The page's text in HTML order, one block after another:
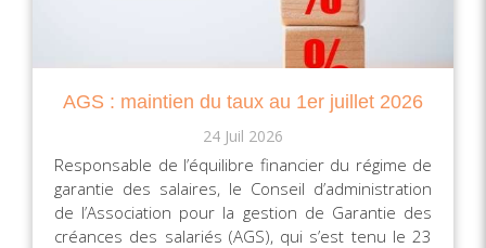
AGS : maintien du taux au 1er juillet 2026
24 Juil 2026
Responsable de l’équilibre financier du régime de
garantie des salaires, le Conseil d’administration
de l’Association pour la gestion de Garantie des
créances des salariés (AGS), qui s’est tenu le 23